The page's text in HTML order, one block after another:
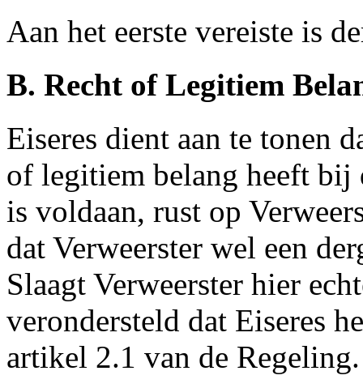
Aan het eerste vereiste is
B. Recht of Legitiem
Eiseres dient aan te tonen
of legitiem belang heeft bij
is voldaan, rust op
dat Verweerster wel een
Slaagt Verweerster hier
verondersteld dat Eiseres
artikel 2.1 van de Regeling.